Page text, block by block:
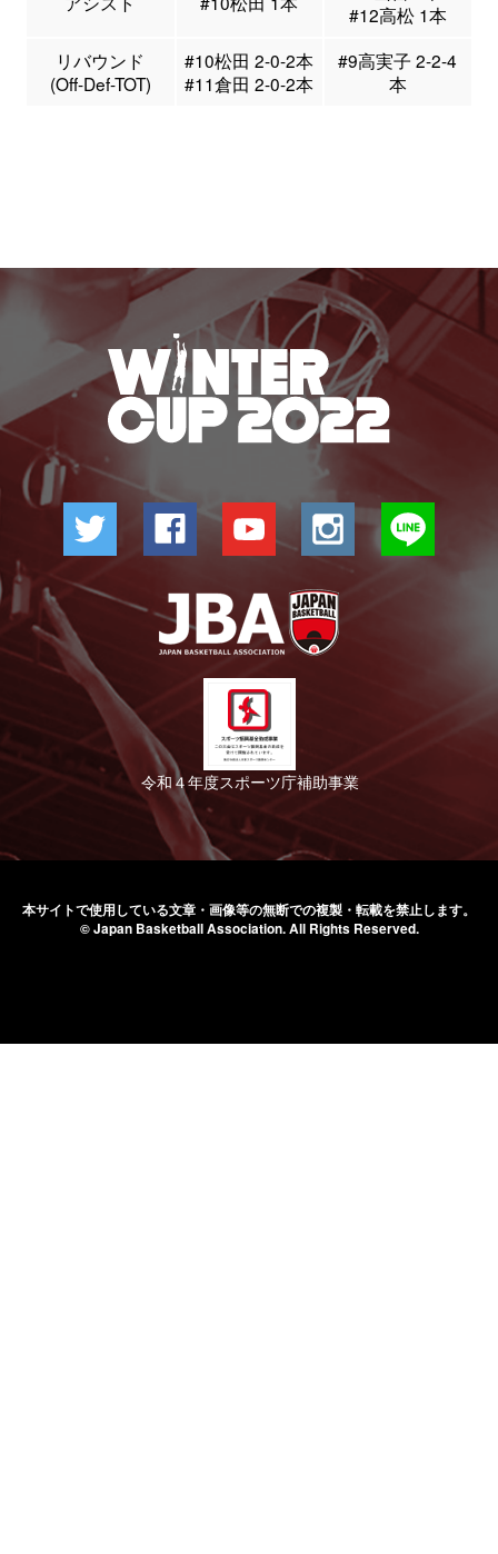
#12高松 1本
リバウンド
(Off-Def-TOT)
#10松田 2-0-2本
#11倉田 2-0-2本
#9高実子 2-2-4
本
令和４年度スポーツ庁補助事業
本サイトで使用している文章・画像等の無断での複製・転載を禁止します。
© Japan Basketball Association.All Rights Reserved.